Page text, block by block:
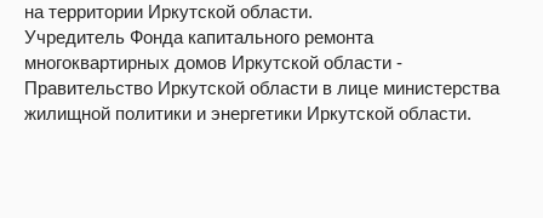
на территории Иркутской области.
Учредитель Фонда капитального ремонта
многоквартирных домов Иркутской области -
Правительство Иркутской области в лице министерства
жилищной политики и энергетики Иркутской области.